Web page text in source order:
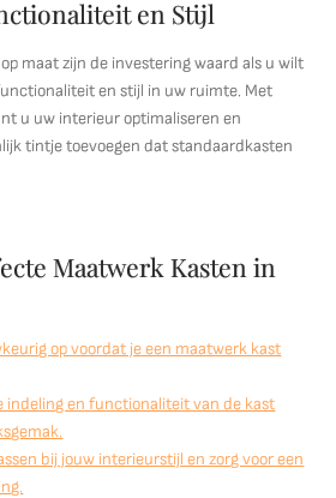
en Stijl
maat zijn de investering waard als u wilt
en stijl in uw ruimte. Met
u uw interieur optimaliseren en
tintje toevoegen dat standaardkasten
Maatwerk Kasten in
op voordat je een maatwerk kast
indeling en functionaliteit van de kast
bij jouw interieurstijl en zorg voor een